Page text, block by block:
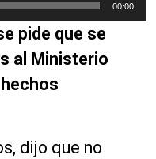
00:00
pide que se
al Ministerio
dijo que no